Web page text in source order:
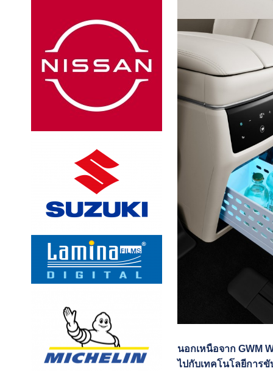
นอกเหนือจาก GWM
ไปกับเทคโนโลยีการ